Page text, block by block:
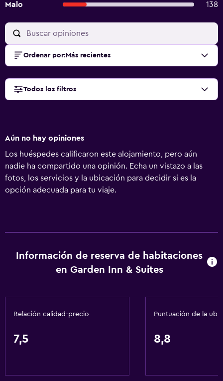
Malo
138
Ordenar por: Más recientes
Todos los filtros
Aún no hay opiniones
Los huéspedes calificaron este alojamiento, pero aún
nadie ha compartido una opinión. Echa un vistazo a las
fotos, los servicios y la ubicación para decidir si es la
opción adecuada para tu viaje.
Información de reserva de habitaciones
en Garden Inn & Suites
Relación calidad-precio
7,5
Puntuación de la
8,8